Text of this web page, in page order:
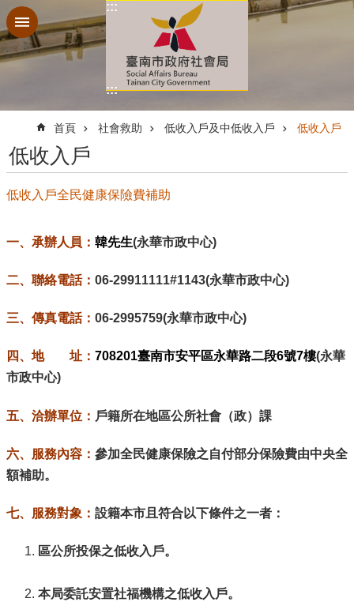
跳到主要內容區塊
:::
:::
首頁 社會救助 低收入戶及中低收入戶 低收入戶
低收入戶
低收入戶全民健康保險費補助
一、承辦人員： 韓先生(永華市政中心)
二、聯絡電話： 06-29911111#1143(永華市政中心)
三、傳真電話： 06-2995759(永華市政中心)
四、地 址： 708201臺南市安平區永華路二段6號7樓(永華
市政中心)
五、洽辦單位： 戶籍所在地區公所社會（政）課
六、服務內容： 參加全民健康保險之自付部分保險費由中央全
額補助。
七、服務對象： 設籍本市且符合以下條件之一者：
區公所投保之低收入戶。
本局委託安置社福機構之低收入戶。